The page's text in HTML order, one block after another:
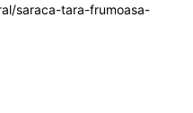
saraca-tara-frumoasa-